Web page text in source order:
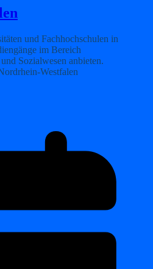
und Fachhochschulen in
im Bereich
Sozialwesen anbieten.
Westfalen